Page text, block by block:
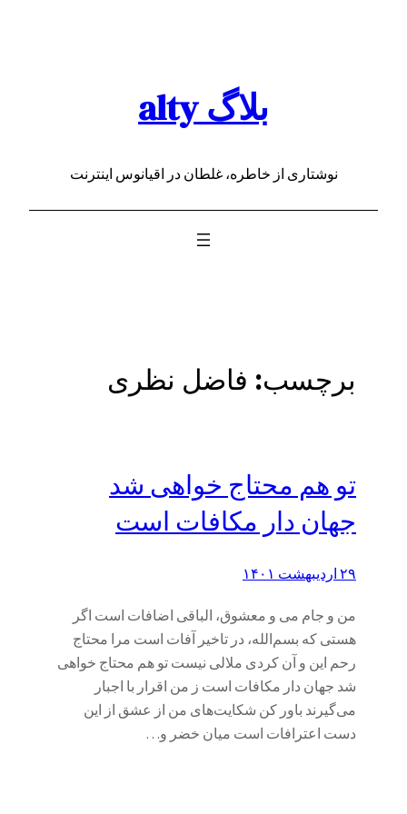
بلاگ alty
نوشتاری از خاطره، غلطان در اقیانوس اینترنت
برچسب: فاضل نظری
تو هم محتاج خواهی شد
جهان دار مکافات است
۲۹ اردیبهشت ۱۴۰۱
من و جام می ‌و معشوق، الباقی اضافات است اگر
هستی که بسم‌الله، در تاخیر آفات است مرا محتاج
رحم این و آن کردی ملالی نیست تو هم محتاج خواهی
شد جهان دار مکافات است ز من اقرار با اجبار
می‌گیرند باور کن شکایت‌های من از عشق از این
دست اعترافات است میان خضر و…